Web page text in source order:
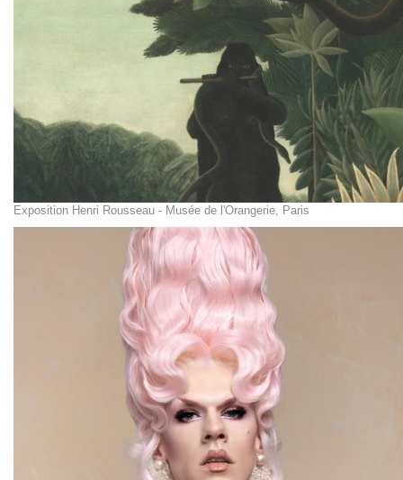
Exposition Henri Rousseau - Musée de l'Orangerie, Paris